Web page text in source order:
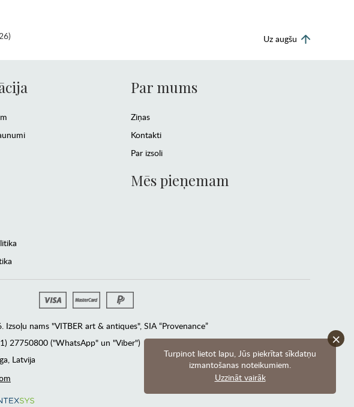
Turpinot lietot lapu, Jūs piekrītat sīkdatņu
izmantošanas noteikumiem.
Uzzināt vairāk
×
Uz augšu
Par mums
Ziņas
Kontakti
Par izsoli
Mēs pieņemam
nams "VITBER art & antiques", SIA “Provenance”
27750800 ("WhatsApp" un "Viber")
Latvija